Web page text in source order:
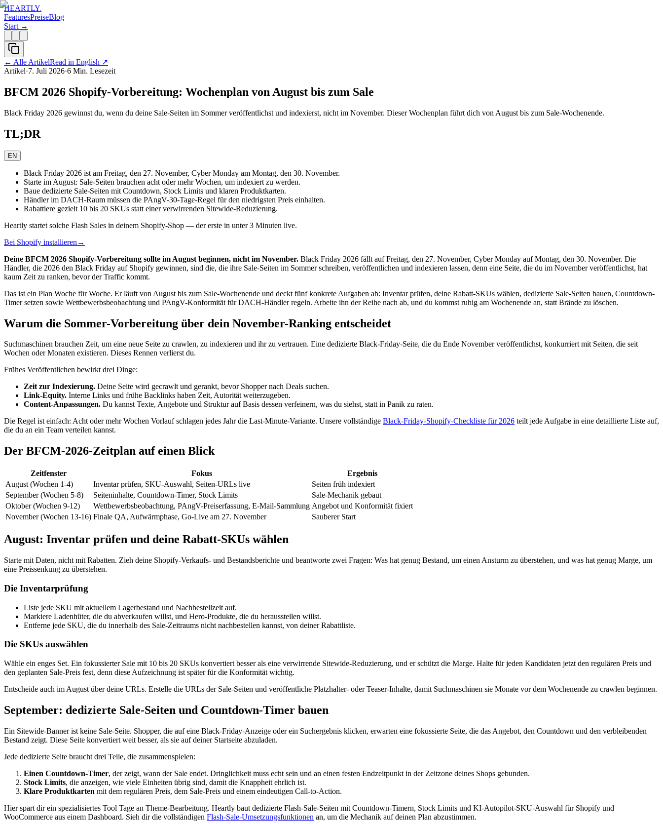
HEARTLY.
FeaturesPreiseBlog
Start →
← Alle ArtikelRead in English ↗
Artikel·7. Juli 2026·6 Min. Lesezeit
BFCM 2026 Shopify-Vorbereitung: Wochenplan von August bis zum Sale
Black Friday 2026 gewinnst du, wenn du deine Sale-Seiten im Sommer veröffentlichst und indexierst, nicht im November. Dieser Wochenplan führt dich von August bis zum Sale-Wochenende.
TL;DR
EN
Black Friday 2026 ist am Freitag, den 27. November, Cyber Monday am Montag, den 30. November.
Starte im August: Sale-Seiten brauchen acht oder mehr Wochen, um indexiert zu werden.
Baue dedizierte Sale-Seiten mit Countdown, Stock Limits und klaren Produktkarten.
Händler im DACH-Raum müssen die PAngV-30-Tage-Regel für den niedrigsten Preis einhalten.
Rabattiere gezielt 10 bis 20 SKUs statt einer verwirrenden Sitewide-Reduzierung.
Heartly startet solche Flash Sales in deinem Shopify-Shop — der erste in unter 3 Minuten live.
Bei Shopify installieren →
Deine BFCM 2026 Shopify-Vorbereitung sollte im August beginnen, nicht im November. Black Friday 2026 fällt auf Freitag, den 27. November, Cyber Monday auf Montag, den 30. November. Die
Händler, die 2026 den Black Friday auf Shopify gewinnen, sind die, die ihre Sale-Seiten im Sommer schreiben, veröffentlichen und indexieren lassen, denn eine Seite, die du im November veröffentlichst, hat
kaum Zeit zu ranken, bevor der Traffic kommt.
Das ist ein Plan Woche für Woche. Er läuft von August bis zum Sale-Wochenende und deckt fünf konkrete Aufgaben ab: Inventar prüfen, deine Rabatt-SKUs wählen, dedizierte Sale-Seiten bauen, Countdown-
Timer setzen sowie Wettbewerbsbeobachtung und PAngV-Konformität für DACH-Händler regeln. Arbeite ihn der Reihe nach ab, und du kommst ruhig am Wochenende an, statt Brände zu löschen.
Warum die Sommer-Vorbereitung über dein November-Ranking entscheidet
Suchmaschinen brauchen Zeit, um eine neue Seite zu crawlen, zu indexieren und ihr zu vertrauen. Eine dedizierte Black-Friday-Seite, die du Ende November veröffentlichst, konkurriert mit Seiten, die seit
Wochen oder Monaten existieren. Dieses Rennen verlierst du.
Frühes Veröffentlichen bewirkt drei Dinge:
Zeit zur Indexierung. Deine Seite wird gecrawlt und gerankt, bevor Shopper nach Deals suchen.
Link-Equity. Interne Links und frühe Backlinks haben Zeit, Autorität weiterzugeben.
Content-Anpassungen. Du kannst Texte, Angebote und Struktur auf Basis dessen verfeinern, was du siehst, statt in Panik zu raten.
Die Regel ist einfach: Acht oder mehr Wochen Vorlauf schlagen jedes Jahr die Last-Minute-Variante. Unsere vollständige Black-Friday-Shopify-Checkliste für 2026 teilt jede Aufgabe in eine detaillierte Liste auf,
die du an ein Team verteilen kannst.
Der BFCM-2026-Zeitplan auf einen Blick
Zeitfenster Fokus
Ergebnis
August (Wochen 1-4)
Inventar prüfen, SKU-Auswahl, Seiten-URLs live
Seiten früh indexiert
September (Wochen 5-8)
Seiteninhalte, Countdown-Timer, Stock Limits
Sale-Mechanik gebaut
Oktober (Wochen 9-12)
Wettbewerbsbeobachtung, PAngV-Preiserfassung, E-Mail-Sammlung Angebot und Konformität fixiert
November (Wochen 13-16) Finale QA, Aufwärmphase, Go-Live am 27. November Sauberer Start
August: Inventar prüfen und deine Rabatt-SKUs wählen
Starte mit Daten, nicht mit Rabatten. Zieh deine Shopify-Verkaufs- und Bestandsberichte und beantworte zwei Fragen: Was hat genug Bestand, um einen Ansturm zu überstehen, und was hat genug Marge, um
eine Preissenkung zu überstehen.
Die Inventarprüfung
Liste jede SKU mit aktuellem Lagerbestand und Nachbestellzeit auf.
Markiere Ladenhüter, die du abverkaufen willst, und Hero-Produkte, die du herausstellen willst.
Entferne jede SKU, die du innerhalb des Sale-Zeitraums nicht nachbestellen kannst, von deiner Rabattliste.
Die SKUs auswählen
Wähle ein enges Set. Ein fokussierter Sale mit 10 bis 20 SKUs konvertiert besser als eine verwirrende Sitewide-Reduzierung, und er schützt die Marge. Halte für jeden Kandidaten jetzt den regulären Preis und
den geplanten Sale-Preis fest, denn diese Aufzeichnung ist später für die Konformität wichtig.
Entscheide auch im August über deine URLs. Erstelle die URLs der Sale-Seiten und veröffentliche Platzhalter- oder Teaser-Inhalte, damit Suchmaschinen sie Monate vor dem Wochenende zu crawlen beginnen.
September: dedizierte Sale-Seiten und Countdown-Timer bauen
Ein Sitewide-Banner ist keine Sale-Seite. Shopper, die auf eine Black-Friday-Anzeige oder ein Suchergebnis klicken, erwarten eine fokussierte Seite, die das Angebot, den Countdown und den verbleibenden
Bestand zeigt. Diese Seite konvertiert weit besser, als sie auf deiner Startseite abzuladen.
Jede dedizierte Seite braucht drei Teile, die zusammenspielen:
Einen Countdown-Timer, der zeigt, wann der Sale endet. Dringlichkeit muss echt sein und an einen festen Endzeitpunkt in der Zeitzone deines Shops gebunden.
Stock Limits, die anzeigen, wie viele Einheiten übrig sind, damit die Knappheit ehrlich ist.
Klare Produktkarten mit dem regulären Preis, dem Sale-Preis und einem eindeutigen Call-to-Action.
Hier spart dir ein spezialisiertes Tool Tage an Theme-Bearbeitung. Heartly baut dedizierte Flash-Sale-Seiten mit Countdown-Timern, Stock Limits und KI-Autopilot-SKU-Auswahl für Shopify und
WooCommerce aus einem Dashboard. Sieh dir die vollständigen Flash-Sale-Umsetzungsfunktionen an, um die Mechanik auf deinen Plan abzustimmen.